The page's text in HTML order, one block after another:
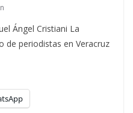
Ángel Cristiani La
de periodistas en Veracruz